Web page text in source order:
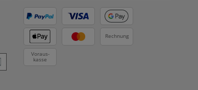
Rechnung
Voraus-
kasse